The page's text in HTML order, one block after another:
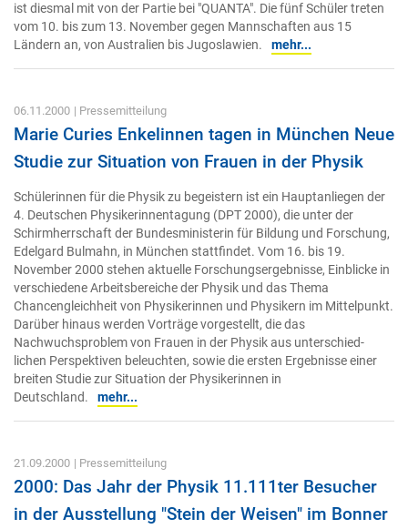
ist diesmal mit von der Partie bei "QUANTA". Die fünf Schüler treten
vom 10. bis zum 13. November gegen Mannschaften aus 15
Ländern an, von Australien bis Jugoslawien.
mehr...
06.11.2000 | Pressemitteilung
Marie Curies Enkelinnen tagen in München Neue
Studie zur Situation von Frauen in der Physik
Schülerinnen für die Physik zu begeistern ist ein Hauptanliegen der
4. Deutschen Physikerinnentagung (DPT 2000), die unter der
Schirmherrschaft der Bundesministerin für Bildung und Forschung,
Edelgard Bulmahn, in München stattfindet. Vom 16. bis 19.
November 2000 stehen aktuelle Forschungsergebnisse, Einblicke in
verschiedene Arbeitsbereiche der Physik und das Thema
Chancengleichheit von Physikerinnen und Physikern im Mittelpunkt.
Darüber hinaus werden Vorträge vorgestellt, die das
Nachwuchsproblem von Frauen in der Physik aus unterschied-
lichen Perspektiven beleuchten, sowie die ersten Ergebnisse einer
breiten Studie zur Situation der Physikerinnen in
Deutschland.
mehr...
21.09.2000 | Pressemitteilung
2000: Das Jahr der Physik 11.111ter Besucher
in der Ausstellung "Stein der Weisen" im Bonner